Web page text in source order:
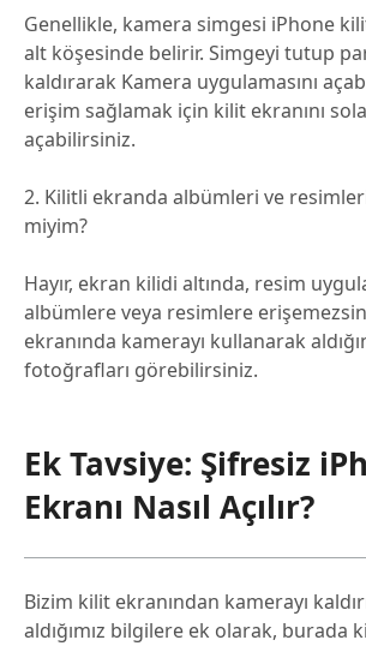
Genellikle, kamera simgesi iPhone
alt köşesinde belirir. Simgeyi tutup
kaldırarak Kamera uygulamasını
erişim sağlamak için kilit ekranını
açabilirsiniz.
2. Kilitli ekranda albümleri ve
miyim?
Hayır, ekran kilidi altında, resim
albümlere veya resimlere
ekranında kamerayı kullanarak
fotoğrafları görebilirsiniz.
Ek Tavsiye: Şifresiz
Ekranı Nasıl Açılır?
Bizim kilit ekranından kamerayı
aldığımız bilgilere ek olarak, burada